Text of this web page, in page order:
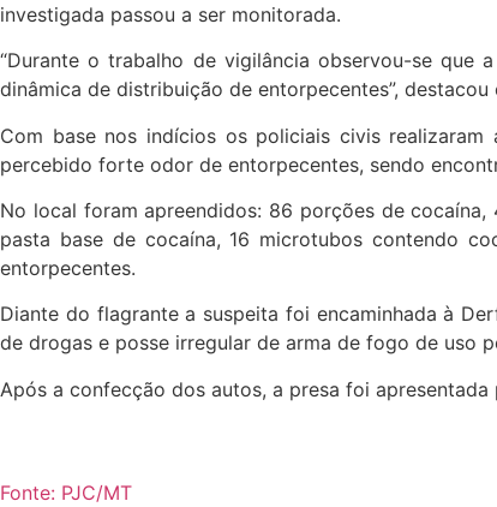
investigada passou a ser monitorada.
“Durante o trabalho de vigilância observou-se que
dinâmica de distribuição de entorpecentes”,
Com base nos indícios os policiais civis
percebido forte odor de entorpecentes, sendo
No local foram apreendidos: 86 porções de
pasta base de cocaína, 16 microtubos contendo
entorpecentes.
Diante do flagrante a suspeita foi encaminhada à
de drogas e posse irregular de arma de fogo de uso
Após a confecção dos autos, a presa foi
Fonte: PJC/MT